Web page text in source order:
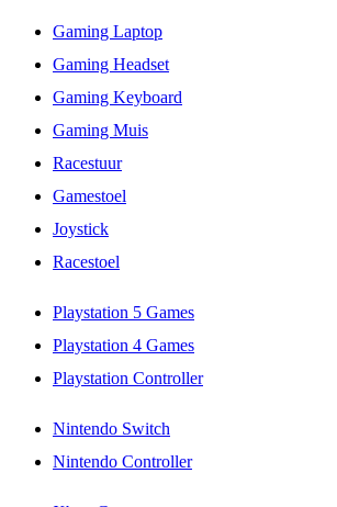
Gaming Laptop
Gaming Headset
Gaming Keyboard
Gaming Muis
Racestuur
Gamestoel
Joystick
Racestoel
Playstation 5 Games
Playstation 4 Games
Playstation Controller
Nintendo Switch
Nintendo Controller